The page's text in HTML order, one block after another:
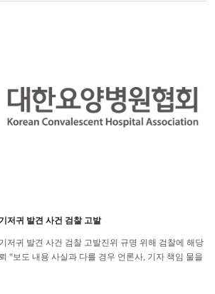
저귀 발견 사건 검찰 고발
저귀 발견 사건 검찰 고발진위 규명 위해 검찰에 해당
“보도 내용 사실과 다를 경우 언론사, 기자 책임 물을
모 요양병원에서 간병인...